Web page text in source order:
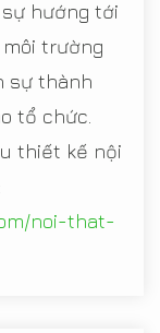
hướng tới
trường
sự thành
tổ chức.
thiết kế nội
noi-that-